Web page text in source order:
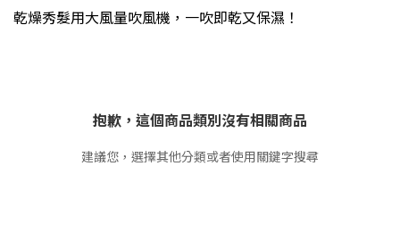
乾燥秀髮用大風量吹風機，一吹即乾又保濕！
抱歉，這個商品類別沒有相關商品
建議您，選擇其他分類或者使用關鍵字搜尋